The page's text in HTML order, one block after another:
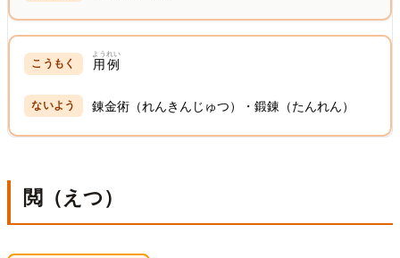
用例
ようれい
錬金術（れんきんじゅつ）・鍛錬（たんれん）
閲（えつ）